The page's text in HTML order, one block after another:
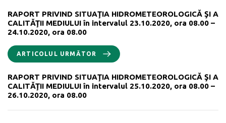
RAPORT PRIVIND SITUAŢIA HIDROMETEOROLOGICĂ ŞI A
CALITĂŢII MEDIULUI în intervalul 23.10.2020, ora 08.00 –
24.10.2020, ora 08.00
ARTICOLUL URMĂTOR
RAPORT PRIVIND SITUAŢIA HIDROMETEOROLOGICĂ ŞI A
CALITĂŢII MEDIULUI în intervalul 25.10.2020, ora 08.00 –
26.10.2020, ora 08.00